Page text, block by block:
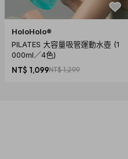
HoloHolo®
PILATES 大容量吸管運動水壺 (1
000ml／4色)
NT$ 1,099NT$ 1,299